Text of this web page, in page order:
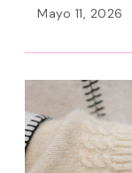
Mayo 11, 2026